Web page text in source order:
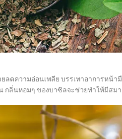
ดความอ่อนเพลีย บรรเทาอาการหน้
กลิ่นหอมๆ ของบาซิลจะช่วยทำให้มีสม